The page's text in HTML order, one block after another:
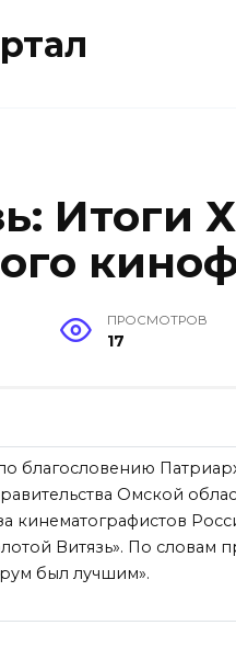
Итоги
ПРОСМОТРОВ
17
благословению
Омской
кинематографистов
Витязь». По словам
был лучшим».